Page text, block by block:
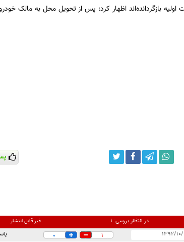
بازگردانده‌اند اظهار کرد: پس از تحویل محل به مالک
در انتظار بررسی: ۱ غیر قابل انتشار:
1
0